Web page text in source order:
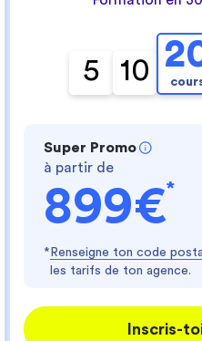
vos Options
gérer vos
5 10
Super Promo
à partir de
899€*
* Renseigne ton code
les tarifs de ton agence.
Inscris-